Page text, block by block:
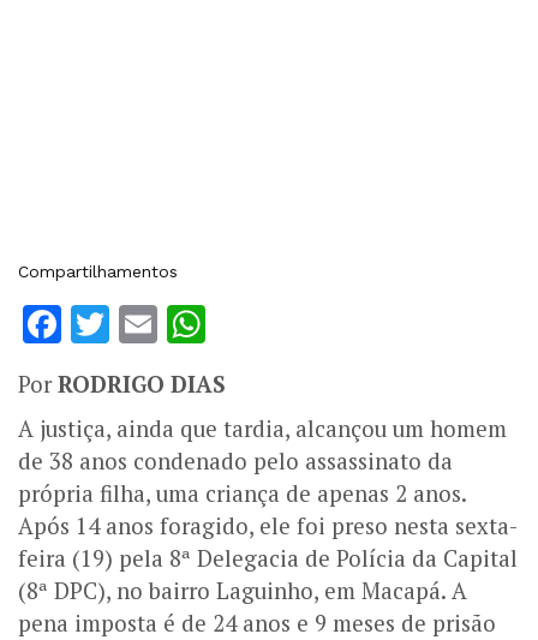
Compartilhamentos
Facebook
Twitter
Email
PorRODRIGO DIAS
A justiça, ainda que tardia, alcançou um homem
de 38 anos condenado pelo assassinato da
própria filha, uma criança de apenas 2 anos.
Após 14 anos foragido, ele foi preso nesta sexta-
feira (19) pela 8ª Delegacia de Polícia da Capital
(8ª DPC), no bairro Laguinho, em Macapá. A
pena imposta é de 24 anos e 9 meses de prisão